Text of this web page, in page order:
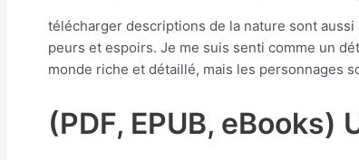
télécharger descriptions de la nature sont
peurs et espoirs. Je me suis senti comme un
monde riche et détaillé, mais les personnages
(PDF, EPUB, eBooks)